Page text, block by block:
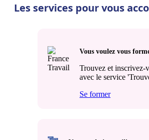
Les services pour vous
Vous voulez vous
Trouvez et inscrivez-
avec le service
Se former